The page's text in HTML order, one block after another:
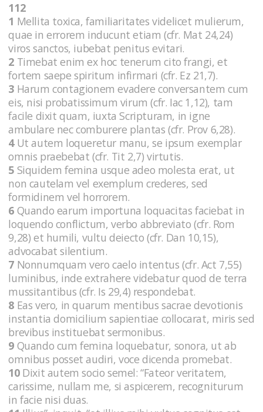
112
1 Mellita toxica, familiaritates videlicet mulierum,
quae in errorem inducunt etiam (cfr. Mat 24,24)
viros sanctos, iubebat penitus evitari.
2 Timebat enim ex hoc tenerum cito frangi, et
fortem saepe spiritum infirmari (cfr. Ez 21,7).
3 Harum contagionem evadere conversantem cum
eis, nisi probatissimum virum (cfr. Iac 1,12), tam
facile dixit quam, iuxta Scripturam, in igne
ambulare nec comburere plantas (cfr. Prov 6,28).
4Ut autem loqueretur manu, se ipsum exemplar
omnis praebebat (cfr. Tit 2,7) virtutis.
5 Siquidem femina usque adeo molesta erat, ut
non cautelam vel exemplum crederes, sed
formidinem vel horrorem.
6 Quando earum importuna loquacitas faciebat in
loquendo conflictum, verbo abbreviato (cfr. Rom
9,28) et humili, vultu deiecto (cfr. Dan 10,15),
advocabat silentium.
7 Nonnumquam vero caelo intentus (cfr. Act 7,55)
luminibus, inde extrahere videbatur quod de terra
mussitantibus (cfr. Is 29,4) respondebat.
8 Eas vero, in quarum mentibus sacrae devotionis
instantia domicilium sapientiae collocarat, miris sed
brevibus instituebat sermonibus.
9 Quando cum femina loquebatur, sonora, ut ab
omnibus posset audiri, voce dicenda promebat.
10Dixit autem socio semel: “Fateor veritatem,
carissime, nullam me, si aspicerem, recogniturum
in facie nisi duas.